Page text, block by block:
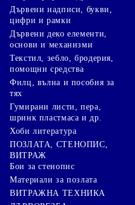
Дървени надписи, букви,
цифри и рамки
Дървени деко елементи,
основи и механизми
Текстил, зебло, бродерия,
помощни средства
Филц, вълна и пособия за
тях
Гумирани листи, пера,
шринк пластмаса и др.
Хоби литература
ПОЗЛАТА, СТЕНОПИС,
ВИТРАЖ
Бои за стенопис
Материали за позлата
ВИТРАЖНА ТЕХНИКА